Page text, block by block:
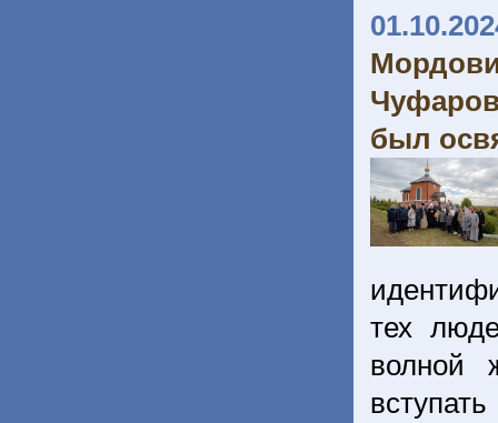
был
тех
волной